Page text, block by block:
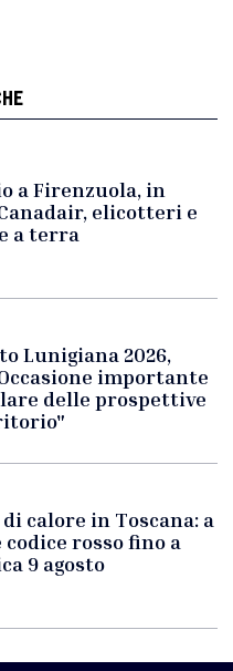
a Firenzuola, in
elicotteri e
a terra
Lunigiana 2026,
importante
delle prospettive
calore in Toscana: a
rosso fino a
9 agosto